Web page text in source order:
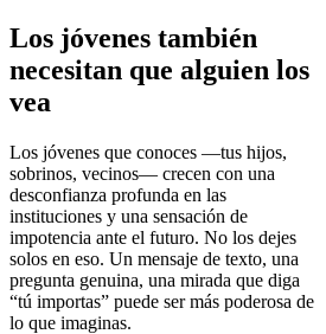
Los jóvenes también
necesitan que alguien los
vea
Los jóvenes que conoces —tus hijos,
sobrinos, vecinos— crecen con una
desconfianza profunda en las
instituciones y una sensación de
impotencia ante el futuro. No los dejes
solos en eso. Un mensaje de texto, una
pregunta genuina, una mirada que diga
“tú importas” puede ser más poderosa de
lo que imaginas.